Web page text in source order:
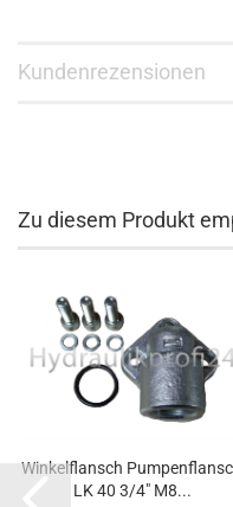
Kundenrezensionen
Zu diesem Produkt
Winkelflansch
LK 40 3/4" M8...